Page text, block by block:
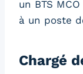
un BTS
à un poste
Chargé